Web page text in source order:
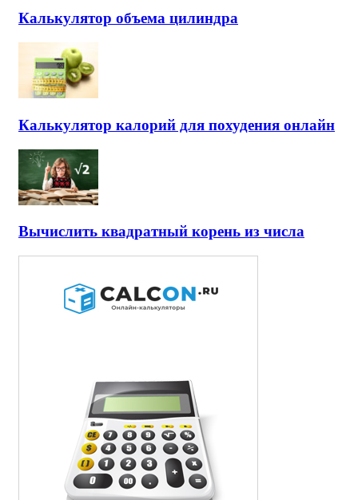
Калькулятор объема цилиндра
Калькулятор калорий для похудения онлайн
Вычислить квадратный корень из числа